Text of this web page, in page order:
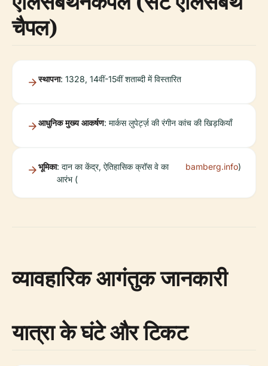
चैपल)
स्थापना: 1328, 14वीं-15वीं शताब्दी में विस्तारित
आधुनिक मुख्य आकर्षण: मार्कस लुपेर्ट्ज़ की रंगीन कांच की खिड़कियाँ
भूमिका: दान का केंद्र, ऐतिहासिक क्रॉस वे का
आरंभ (
bamberg.info)
व्यावहारिक आगंतुक जानकारी
यात्रा के घंटे और टिकट